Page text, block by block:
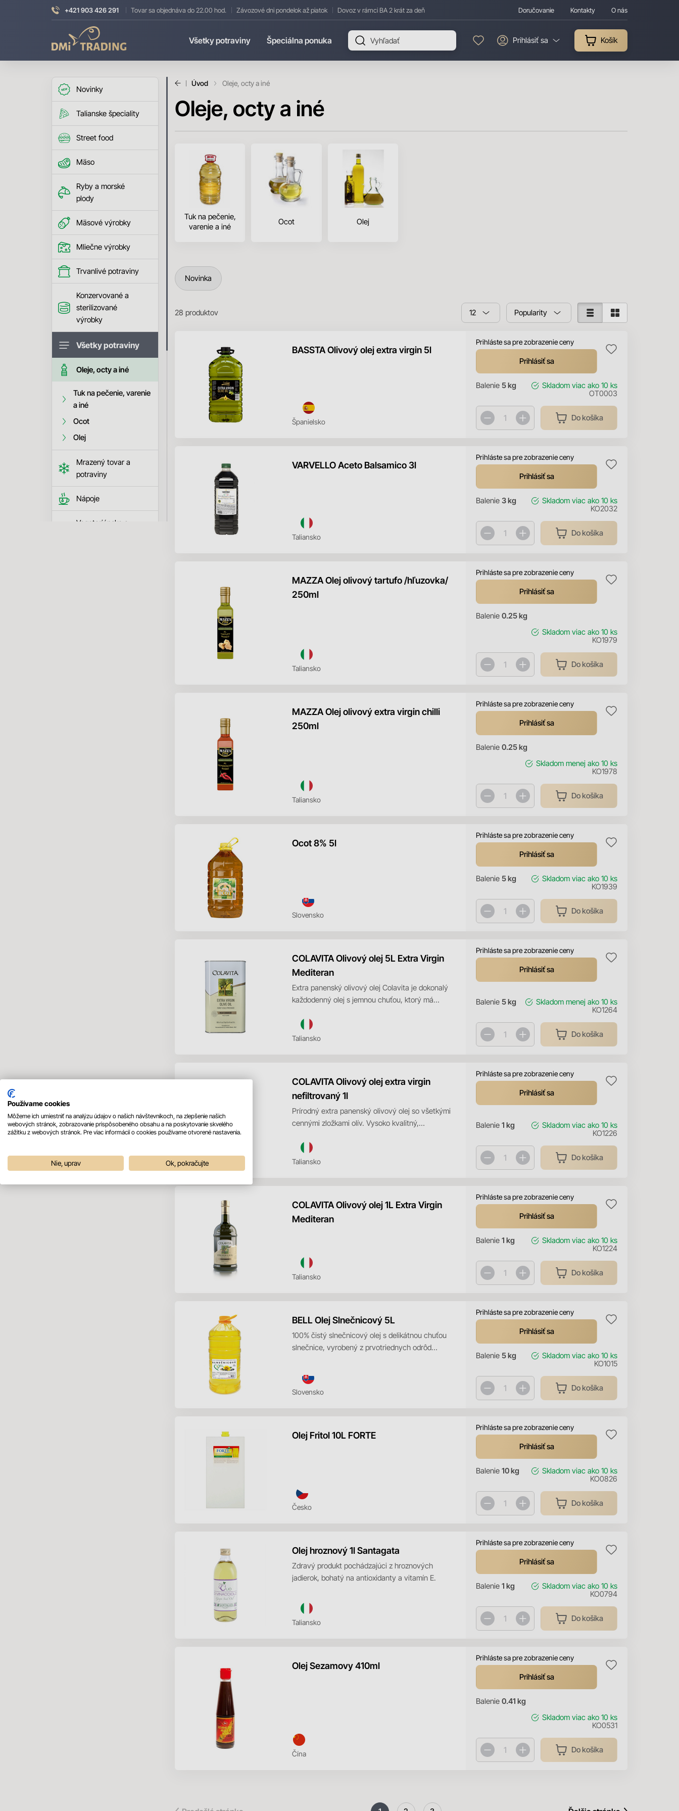
+421 903 426 291 Tovar sa objednáva do 22.00 hod. Závozové dni pondelok až piatok Dovoz v rámci BA 2 krát za deň Doručovanie Kontakty O nás
Trading
Všetky potraviny Špeciálna ponuka Prihlásiť sa Košík
Novinky
Talianske špeciality
Street food
Mäso
Ryby a morské
plody
Mäsové výrobky
Mliečne výrobky
Trvanlivé potraviny
Konzervované a
sterilizované
výrobky
Všetky potraviny
Oleje, octy a iné
Tuk na pečenie, varenie
a iné
Ocot
Olej
Mrazený tovar a
potraviny
Nápoje
Vegetariánske a
Úvod Oleje, octy a iné
Oleje, octy a iné
Tuk na pečenie,
varenie a iné
Ocot Olej
Novinka
28 produktov 12 Popularity
BASSTA Olivový olej extra virgin 5l
Španielsko
Prihláste sa pre zobrazenie ceny
Prihlásiť sa
Balenie 5 kg Skladom viac ako 10 ks
OT0003
Do košíka
VARVELLO Aceto Balsamico 3l
Taliansko
Prihláste sa pre zobrazenie ceny
Prihlásiť sa
Balenie 3 kg Skladom viac ako 10 ks
KO2032
Do košíka
MAZZA Olej olivový tartufo /hľuzovka/
250ml
Taliansko
Prihláste sa pre zobrazenie ceny
Prihlásiť sa
Balenie 0.25 kg
Skladom viac ako 10 ks
KO1979
Do košíka
MAZZA Olej olivový extra virgin chilli
250ml
Taliansko
Prihláste sa pre zobrazenie ceny
Prihlásiť sa
Balenie 0.25 kg
Skladom menej ako 10 ks
KO1978
Do košíka
Ocot 8% 5l
Slovensko
Prihláste sa pre zobrazenie ceny
Prihlásiť sa
Balenie 5 kg Skladom viac ako 10 ks
KO1939
Do košíka
COLAVITA Olivový olej 5L Extra Virgin
Mediteran
Extra panenský olivový olej Colavita je dokonalý
každodenný olej s jemnou chuťou, ktorý má
Taliansko
Prihláste sa pre zobrazenie ceny
Prihlásiť sa
Balenie 5 kg Skladom menej ako 10 ks
KO1264
Do košíka
COLAVITA Olivový olej extra virgin
nefiltrovaný 1l
Prírodný extra panenský olivový olej so všetkými
cennými zložkami olív. Vysoko kvalitný,
Taliansko
Prihláste sa pre zobrazenie ceny
Prihlásiť sa
Balenie 1 kg Skladom viac ako 10 ks
KO1226
Do košíka
COLAVITA Olivový olej 1L Extra Virgin
Mediteran
Taliansko
Prihláste sa pre zobrazenie ceny
Prihlásiť sa
Balenie 1 kg Skladom viac ako 10 ks
KO1224
Do košíka
BELL Olej Slnečnicový 5L
100% čistý slnečnicový olej s delikátnou chuťou
slnečnice, vyrobený z prvotriednych odrôd
Slovensko
Prihláste sa pre zobrazenie ceny
Prihlásiť sa
Balenie 5 kg Skladom viac ako 10 ks
KO1015
Do košíka
Olej Fritol 10L FORTE
Česko
Prihláste sa pre zobrazenie ceny
Prihlásiť sa
Balenie 10 kg Skladom viac ako 10 ks
KO0826
Do košíka
Olej hroznový 1l Santagata
Zdravý produkt pochádzajúci z hroznových
jadierok, bohatý na antioxidanty a vitamín E.
Taliansko
Prihláste sa pre zobrazenie ceny
Prihlásiť sa
Balenie 1 kg Skladom viac ako 10 ks
KO0794
Do košíka
Olej Sezamovy 410ml
Čína
Prihláste sa pre zobrazenie ceny
Prihlásiť sa
Balenie 0.41 kg
Skladom viac ako 10 ks
KO0531
Do košíka
Používame cookies
Môžeme ich umiestniť na analýzu údajov o našich návštevníkoch, na zlepšenie našich
webových stránok, zobrazovanie prispôsobeného obsahu a na poskytovanie skvelého
zážitku z webových stránok. Pre viac informácií o cookies používame otvorené nastavenia.
Nie, uprav Ok, pokračujte